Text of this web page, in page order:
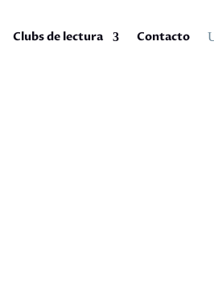
Clubs de lectura Contacto